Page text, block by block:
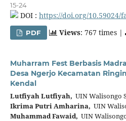
15-24
DOI : https://doi.org/10.59024/
PDF Views: 767 times |
Muharram Fest Berbasis
Desa Ngerjo Kecamatan
Kendal
Lutfiyah Lutfiyah, UIN Walisongo
Ikrima Putri Amharina, UIN
Muhammad Fawaid, UIN